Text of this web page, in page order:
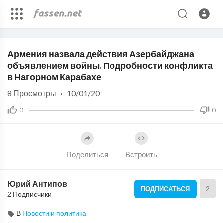
Download File: https://www.youtube.com/watch?v=FU_nFvOSL_Y
Армения назвала действия Азербайджана
объявлением войны. Подробности конфликта
в Нагорном Карабахе
0 0
8 Просмотры · 10/01/20
Поделиться Встроить
Юрий Антипов
2 Подписчики
ПОДПИСАТЬСЯ 2
В Новости и политика